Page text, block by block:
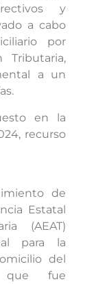
y
a cabo
por
Tributaria,
a un
en la
recurso
de
Estatal
(AEAT)
para la
del
que fue